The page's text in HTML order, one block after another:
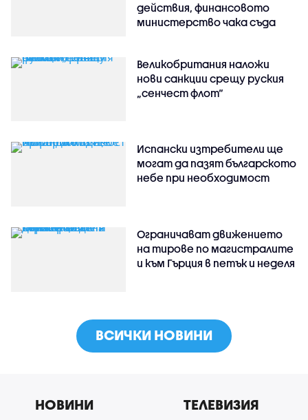
действия, финансовото
министерство чака съда
Великобритания наложи
нови санкции срещу руския
„сенчест флот“
Испански изтребители ще
могат да пазят българското
небе при необходимост
Ограничават движението
на тирове по магистралите
и към Гърция в петък и неделя
ВСИЧКИ НОВИНИ
НОВИНИ ТЕЛЕВИЗИЯ